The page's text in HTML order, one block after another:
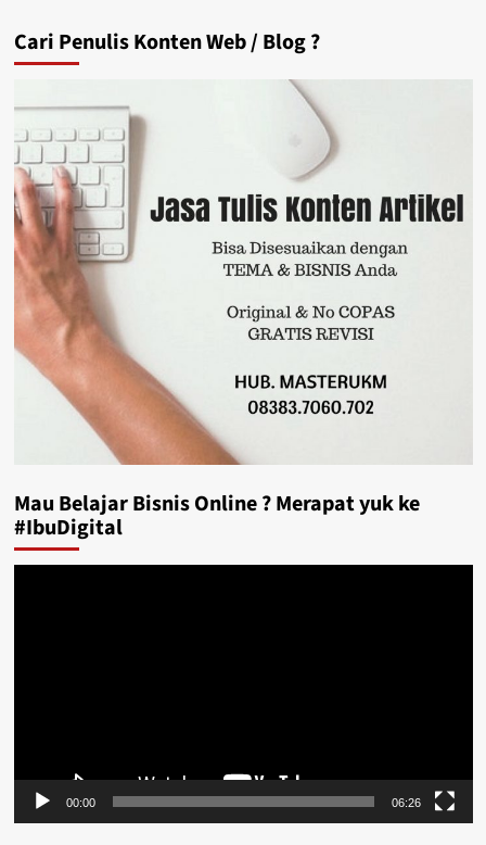
M.Si
Cari Penulis Konten Web / Blog ?
Mau Belajar Bisnis Online ? Merapat yuk ke
#IbuDigital
00:00 06:26